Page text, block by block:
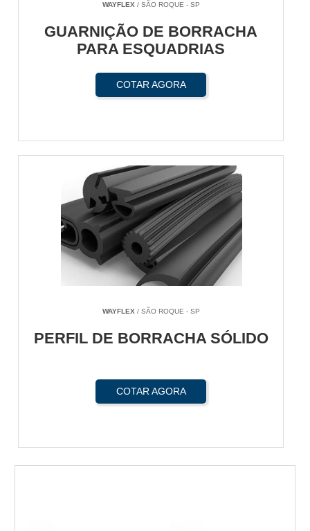
WAYFLEX/ SÃO ROQUE - SP
GUARNIÇÃO DE BORRACHA
PARA ESQUADRIAS
COTAR AGORA
WAYFLEX/ SÃO ROQUE - SP
PERFIL DE BORRACHA SÓLIDO
COTAR AGORA